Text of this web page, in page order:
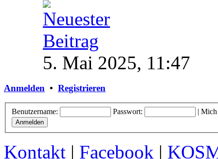
5. Mai 2025, 11:47
Anmelden • Registrieren
Benutzername: Passwort: | Mich
Kontakt | Facebook |